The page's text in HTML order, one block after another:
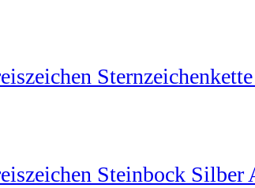
Steinbock